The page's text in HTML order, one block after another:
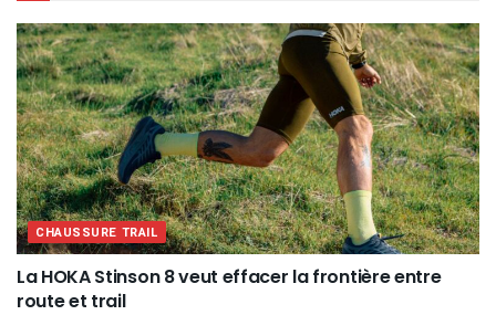
CHAUSSURE TRAIL
La HOKA Stinson 8 veut effacer la frontière entre
route et trail